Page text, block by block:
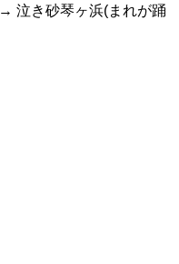
泣き砂琴ヶ浜(まれが踊